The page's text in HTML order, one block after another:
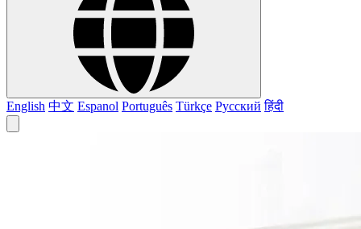
English 中文 Espanol Português Türkçe Русский हिंदी